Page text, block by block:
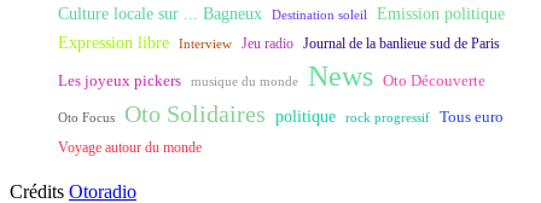
Culture locale sur ... Bagneux Destination soleil Emission politique
Expression libre Interview Jeu radio Journal de la banlieue sud de Paris
Les joyeux pickers musique du monde News Oto Découverte
Oto Focus Oto Solidaires politique rock progressif Tous euro
Voyage autour du monde
Crédits Otoradio